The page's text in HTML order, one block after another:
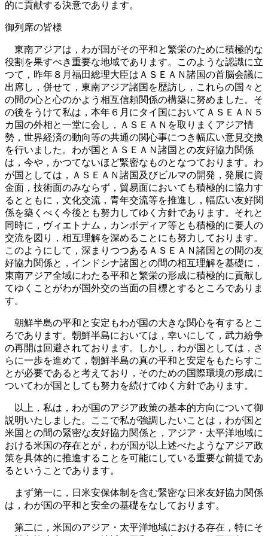
的に貢献する決意であります。
御列席の皆様
東南アジアは，わが国がその平和と繁栄のために積極的な
役割を果すべき重要な地域であります。このような認識に立
つて，昨年８月福田総理大臣はＡＳＥＡＮ諸国の首脳会議に
出席し，併せて，東南アジア諸国を歴訪し，これらの国々と
の間の心と心のかよう相互信頼関係の構築に努めました。そ
の後をうけて私は，本年６月にタイ国においてＡＳＥＡＮ５
カ国の外相と一堂に会し，ＡＳＥＡＮを取りまくアジア情
勢，世界経済の動向等の共通の関心事につき幅広い意見交換
を行いました。わが国とＡＳＥＡＮ諸国との友好協力関係
は，今や，かつてないほど緊密なものとなつております。わ
が国としては，ＡＳＥＡＮ諸国及びビルマの開発，発展に資
金面，技術面のみならず，貿易面においても積極的に協力す
るとともに，文化交流，青年交流等を推進し，幅広い友好関
係を築くべく今後とも努力してゆく方針であります。それと
同時に，ヴィエトナム，カンボディア等とも積極的に要人の
交流を図り，相互理解を深めることにも努力しております。
このようにして，深まりつつあるＡＳＥＡＮ諸国との間の友
好協力関係と，インドシナ諸国との間の相互理解を基礎に，
東南アジア全域にわたる平和と繁栄の形成に積極的に貢献し
てゆくことがわが国外交の当面の目標とするところでありま
す。
朝鮮半島の平和と安定もわが国の大きな関心を有するとこ
ろであります。朝鮮半島においては，幸いにして，武力紛争
の再開は回避されております。しかし，わが国としては，さ
らに一歩を進めて，朝鮮半島の真の平和と安定をもたらすこ
とが必要であると考えており，そのための国際環境の形成に
ついてわが国としても努力を続けてゆく方針であります。
以上，私は，わが国のアジア政策の基本的方向について御
説明いたしました。ここで私が強調したいことは，わが国と
米国との間の緊密な友好協力関係と，アジア・太平洋地域に
おける米国の存在とが，わが国が以上述べたようなアジア政
策を具体的に推進することを可能にしている重要な前提であ
るということであります。
まず第一に，日米安保体制を含む緊密な日米友好協力関係
は，わが国の平和と安全の基礎をなしております。
第二に，米国のアジア・太平洋地域における存在，特にそ